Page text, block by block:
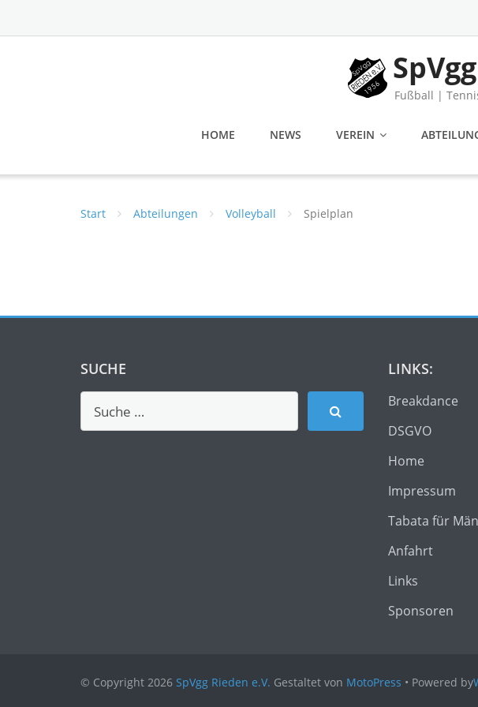
Fußball |
HOME NEWS VEREIN
Start Abteilungen Volleyball Spielplan
SUCHE LINKS:
Breakdance
DSGVO
Home
Impressum
Tabata für
Anfahrt
Links
Sponsoren
© Copyright 2026 SpVgg Rieden e.V. Gestaltet von MotoPress • Powered by